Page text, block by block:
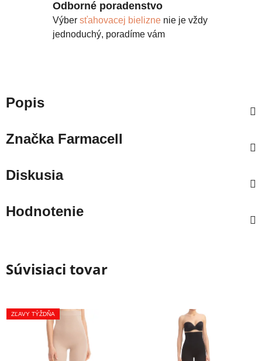
Odborné poradenstvo
Výber sťahovacej bielizne nie je vždy
jednoduchý, poradíme vám
Popis
ZnačkaFarmacell
Diskusia
Hodnotenie
Súvisiaci tovar
ZĽAVY TÝŽDŇA